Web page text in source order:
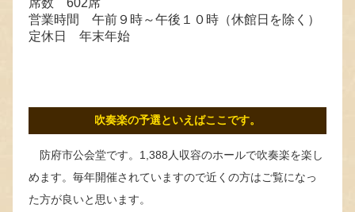
営業時間 午前９時～午後１０時（休館日を除く）
定休日 年末年始
吹奏楽の予選といえばここです。
防府市公会堂です。1,388人収容のホールで吹奏楽を楽し
めます。毎年開催されていますので近くの方はご覧になっ
た方が良いと思います。